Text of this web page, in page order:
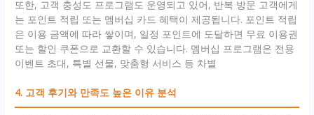
또한, 고객 충성도 프로그램도 운영되고 있어, 반복 방문 고객에게
는 포인트 적립 또는 멤버십 카드 혜택이 제공됩니다. 포인트 적립
은 이용 금액에 따라 쌓이며, 일정 포인트에 도달하면 무료 이용권
또는 할인 쿠폰으로 교환할 수 있습니다. 멤버십 프로그램은 전용
이벤트 초대, 특별 선물, 맞춤형 서비스 등 차별
4. 고객 후기와 만족도 높은 이유 분석